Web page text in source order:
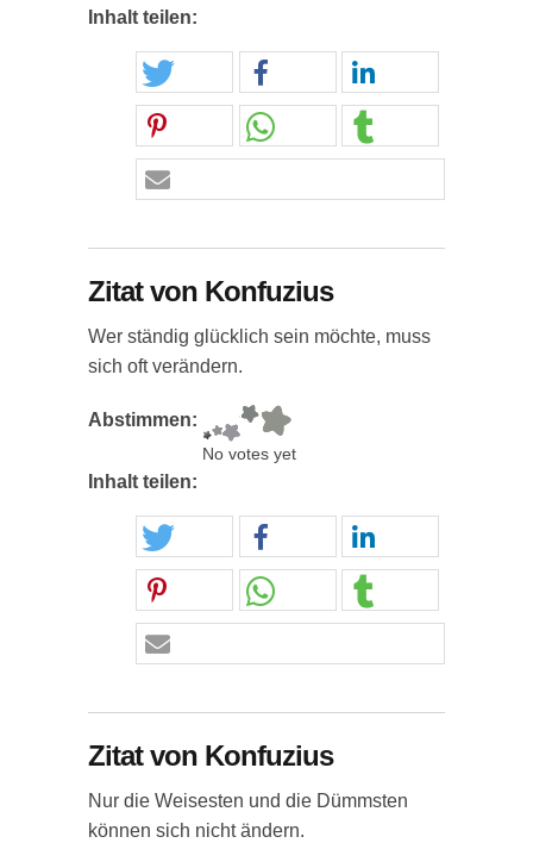
Inhalt teilen:
Zitat von Konfuzius
Wer ständig glücklich sein möchte, muss
sich oft verändern.
Abstimmen:
No votes yet
Inhalt teilen:
Zitat von Konfuzius
Nur die Weisesten und die Dümmsten
können sich nicht ändern.